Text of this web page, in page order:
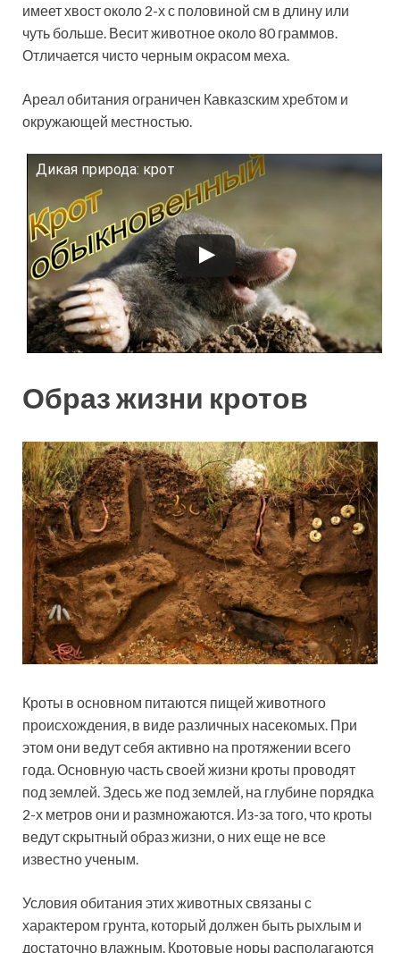
имеет хвост около 2-х с половиной см в длину или
чуть больше. Весит животное около 80 граммов.
Отличается чисто черным окрасом меха.
Ареал обитания ограничен Кавказским хребтом и
окружающей местностью.
Дикая природа: крот
Смотрите это видео на YouTube
Образ жизни кротов
Кроты в основном питаются пищей животного
происхождения, в виде различных насекомых. При
этом они ведут себя активно на протяжении всего
года. Основную часть своей жизни кроты проводят
под землей. Здесь же под землей, на глубине порядка
2-х метров они и размножаются. Из-за того, что кроты
ведут скрытный образ жизни, о них еще не все
известно ученым.
Условия обитания этих животных связаны с
характером грунта, который должен быть рыхлым и
достаточно влажным. Кротовые норы располагаются